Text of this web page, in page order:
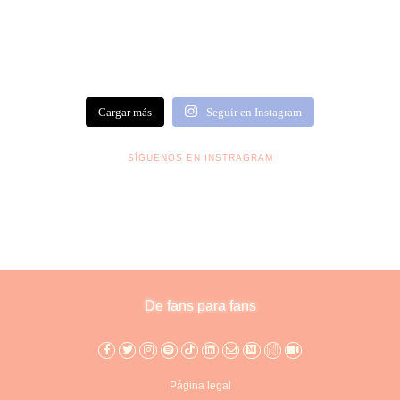
Cargar más Seguir en Instagram
SÍGUENOS EN INSTRAGRAM
De fans para fans
Página legal